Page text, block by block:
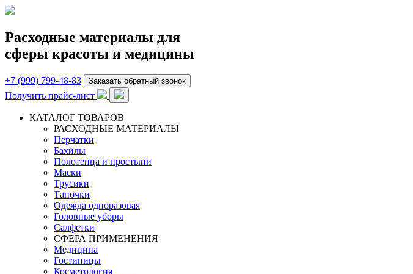
Расходные материалы для
сферы красоты и медицины
+7 (999) 799-48-83 Заказать обратный звонок
Получить прайс-лист
КАТАЛОГ ТОВАРОВ
РАСХОДНЫЕ МАТЕРИАЛЫ
Перчатки
Бахилы
Полотенца и простыни
Маски
Трусики
Тапочки
Одежда одноразовая
Головные уборы
Салфетки
СФЕРА ПРИМЕНЕНИЯ
Медицина
Гостиницы
Косметология